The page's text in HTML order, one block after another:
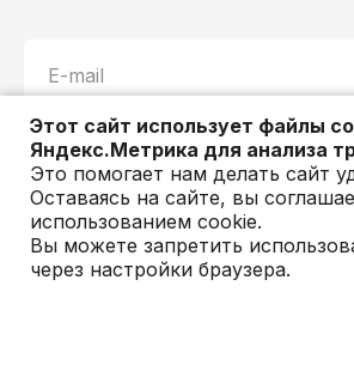
Этот сайт использует файлы
Яндекс.Метрика для анализа
Это помогает нам делать сайт
Оставаясь на сайте, вы
использованием cookie.
Вы можете запретить
через настройки браузера.
E-mail
Имя
Сообщение